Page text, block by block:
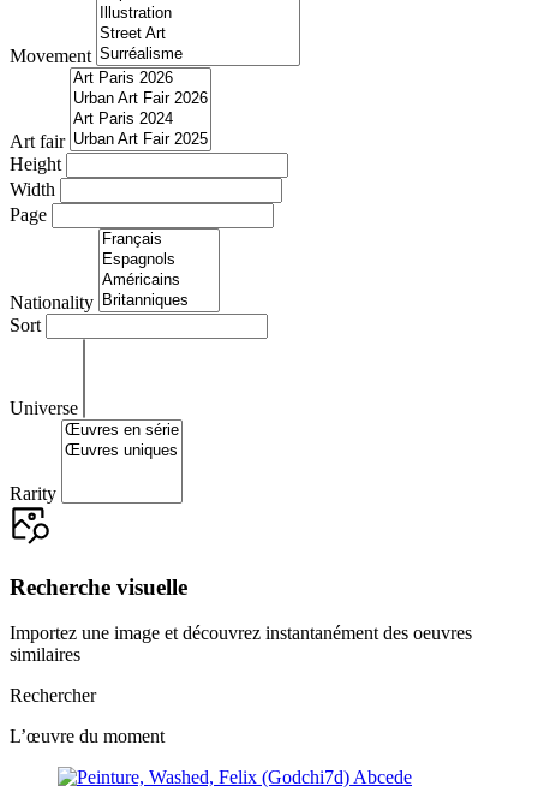
Movement
Art fair
Height
Width
Page
Nationality
Sort
Universe
Rarity
Recherche visuelle
Importez une image et découvrez instantanément des oeuvres
similaires
Rechercher
L’œuvre du moment